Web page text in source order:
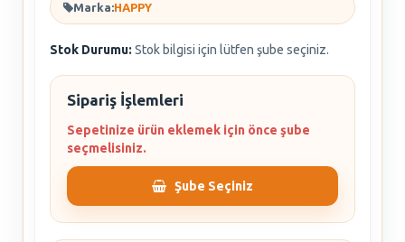
Marka:HAPPY
Stok Durumu: Stok bilgisi için lütfen şube seçiniz.
Sipariş İşlemleri
Sepetinize ürün eklemek için önce şube
seçmelisiniz.
Şube Seçiniz